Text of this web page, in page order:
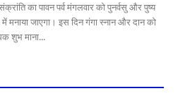
का पावन पर्व मंगलवार को पुनर्वसु और पुष्य
में मनाया जाएगा। इस दिन गंगा स्नान और दान को
शुभ माना...